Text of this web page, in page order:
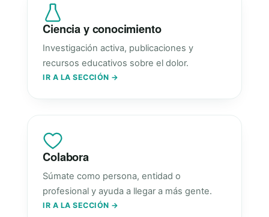
Ciencia y conocimiento
Investigación activa, publicaciones y
recursos educativos sobre el dolor.
IR A LA SECCIÓN →
Colabora
Súmate como persona, entidad o
profesional y ayuda a llegar a más gente.
IR A LA SECCIÓN →